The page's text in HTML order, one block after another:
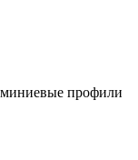
профили